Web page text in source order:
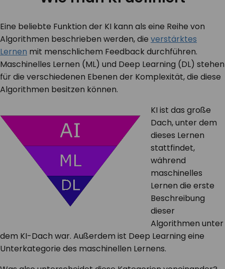
Eine beliebte Funktion der KI kann als eine Reihe von
Algorithmen beschrieben werden, die verstärktes
Lernen mit menschlichem Feedback durchführen.
Maschinelles Lernen (ML) und Deep Learning (DL) stehen
für die verschiedenen Ebenen der Komplexität, die diese
Algorithmen besitzen können.
KI ist das große
Dach, unter dem
dieses Lernen
stattfindet,
während
maschinelles
Lernen die erste
Beschreibung
dieser
Algorithmen unter
dem KI-Dach war. Außerdem ist Deep Learning eine
Unterkategorie des maschinellen Lernens.